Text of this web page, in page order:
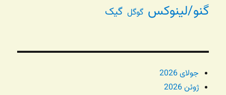
گنو/لینوکس گوگل گیک
جولای 2026
ژوئن 2026